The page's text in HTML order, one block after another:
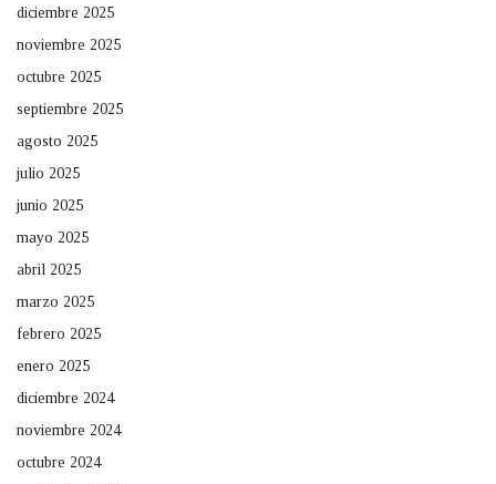
diciembre 2025
noviembre 2025
octubre 2025
septiembre 2025
agosto 2025
julio 2025
junio 2025
mayo 2025
abril 2025
marzo 2025
febrero 2025
enero 2025
diciembre 2024
noviembre 2024
octubre 2024